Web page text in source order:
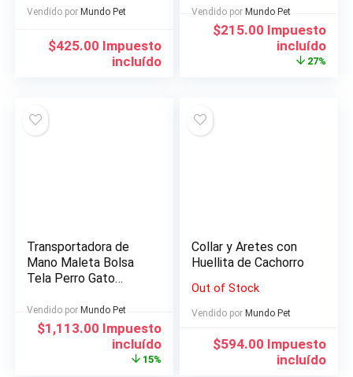
Vendido por Mundo Pet
$425.00 Impuesto
incluído
capacidad para 6.5
onzas
Vendido por Mundo Pet
El
$215.00El
precio
actual
Impuesto
incluído
27%
Transportadora de
Mano Maleta Bolsa
Tela Perro Gato
Vendido por Mundo Pet
El
$1,113.00El
precio
actual
Impuesto
incluído
15%
Collar y Aretes con
Huellita de Cachorro
Out of Stock
Vendido por Mundo Pet
$594.00 Impuesto
incluído